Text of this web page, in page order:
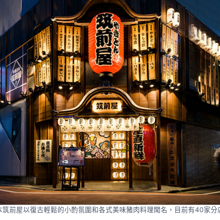
筑前屋以復古輕鬆的小酌氛圍和各式美味豬肉料理聞名，目前有40家分